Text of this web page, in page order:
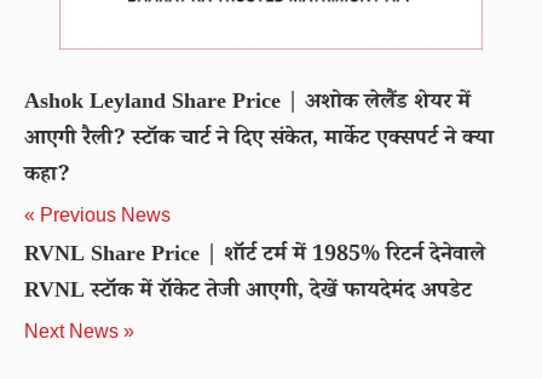
Ashok Leyland Share Price | अशोक लेलैंड शेयर में
आएगी रैली? स्टॉक चार्ट ने दिए संकेत, मार्केट एक्सपर्ट ने क्या
कहा?
« Previous News
RVNL Share Price | शॉर्ट टर्म में 1985% रिटर्न देनेवाले
RVNL स्टॉक में रॉकेट तेजी आएगी, देखें फायदेमंद अपडेट
Next News »